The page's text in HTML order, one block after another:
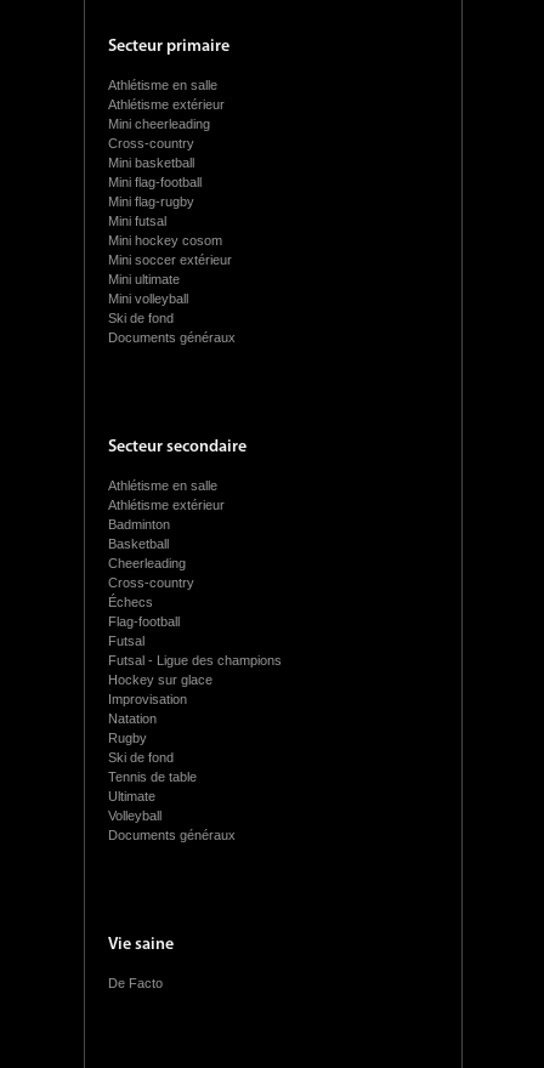
Secteur primaire
Athlétisme en salle
Athlétisme extérieur
Mini cheerleading
Cross-country
Mini basketball
Mini flag-football
Mini flag-rugby
Mini futsal
Mini hockey cosom
Mini soccer extérieur
Mini ultimate
Mini volleyball
Ski de fond
Documents généraux
Secteur secondaire
Athlétisme en salle
Athlétisme extérieur
Badminton
Basketball
Cheerleading
Cross-country
Échecs
Flag-football
Futsal
Futsal - Ligue des champions
Hockey sur glace
Improvisation
Natation
Rugby
Ski de fond
Tennis de table
Ultimate
Volleyball
Documents généraux
Vie saine
De Facto